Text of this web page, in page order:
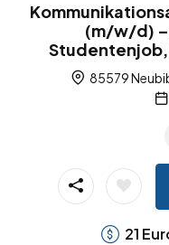
(m/w/d) –
85579
21